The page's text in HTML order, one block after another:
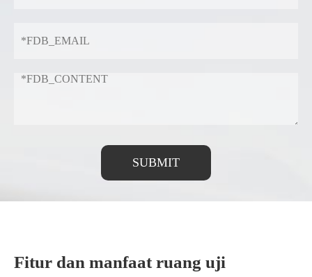
SUBMIT
Fitur dan manfaat ruang uji